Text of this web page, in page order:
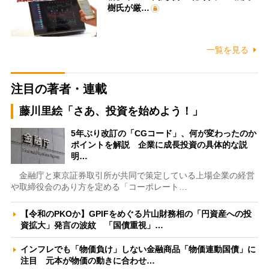
樹氏が厳…
一覧を見る
注目の著者・連載
藤川里絵「さあ、投資を始めよう！」
5年ぶり改訂の「CGコード」、何が変わったのか
ポイントを解説 企業に成長投資の具体的な説
明…
金融庁と東京証券取引所が共同で策定している上場企業の経営
や取締役会のあり方を定める「コーポレート…
【令和のPKOか】GPIFをめぐる片山財務相の「円資産への投
資拡大」発言の波紋 「国債重視」…
インフレでも「物価負け」しない金融商品「物価連動国債」に
注目 元本が物価の動きに合わせ…